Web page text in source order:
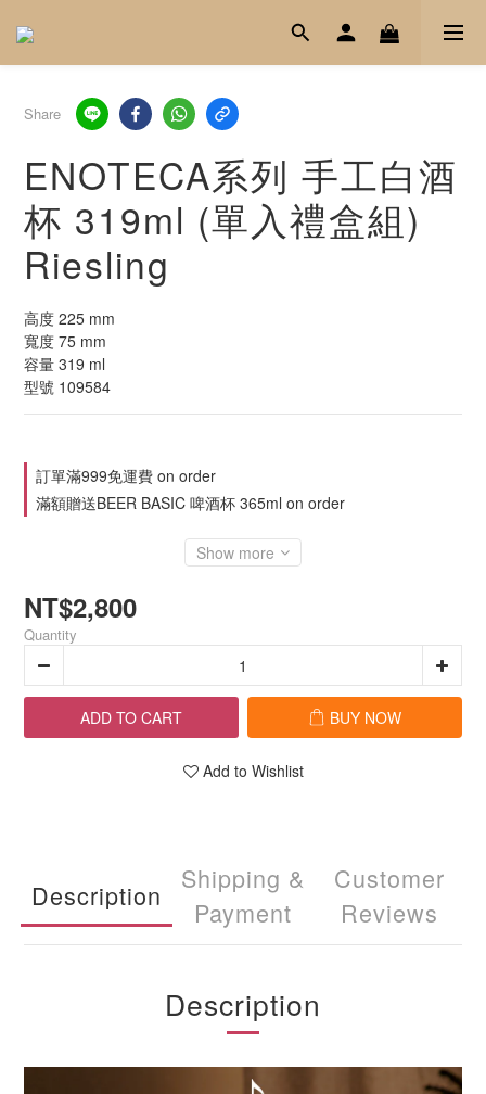
Share
ENOTECA系列 手工白酒
杯 319ml (單入禮盒組)
Riesling
高度 225 mm
寬度 75 mm
容量 319 ml
型號 109584
訂單滿999免運費 on order
滿額贈送BEER BASIC 啤酒杯 365ml on order
Show more
NT$2,800
Quantity
ADD TO CART BUY NOW
Add to Wishlist
Description
Shipping &
Payment
Customer
Reviews
Description